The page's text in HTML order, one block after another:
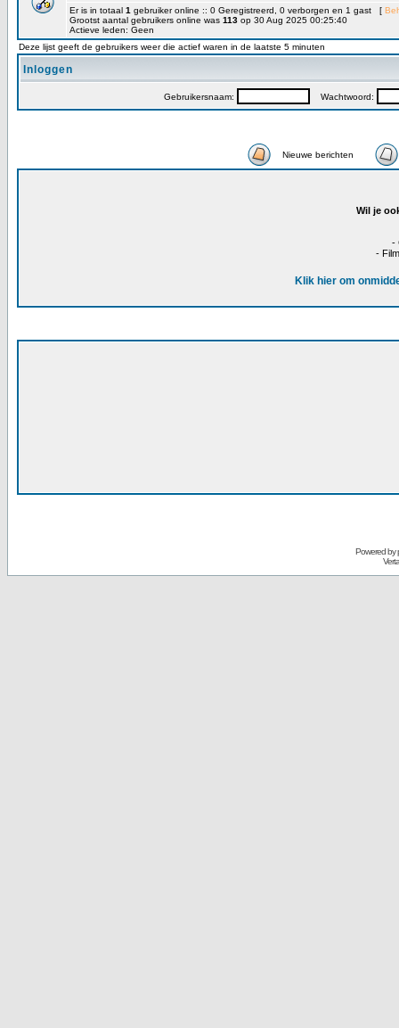
Er is in totaal 1 gebruiker online :: 0 Geregistreerd, 0 verborgen en 1 gast [
Grootst aantal gebruikers online was 113 op 30 Aug 2025 00:25:40
Actieve leden: Geen
Deze lijst geeft de gebruikers weer die actief waren in de laatste 5 minuten
Inloggen
Gebruikersnaam: Wachtwoord:
Nieuwe berichten
Wil je
-
-
Klik hier om
Powered by